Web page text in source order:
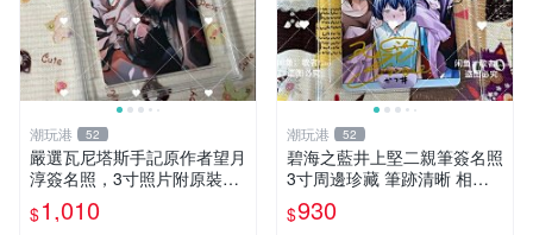
潮玩港 52
嚴選瓦尼塔斯手記原作者望月
淳簽名照，3寸照片附原裝卡
磚。 簽名保真收藏相框裝裱
隨行發送 照片 簽名周邊 望月
$1,010
潮玩港 52
碧海之藍井上堅二親筆簽名照
3寸周邊珍藏 筆跡清晰 相框
精美 碧海之藍 簽名照片 井上
堅二 周邊品
$930